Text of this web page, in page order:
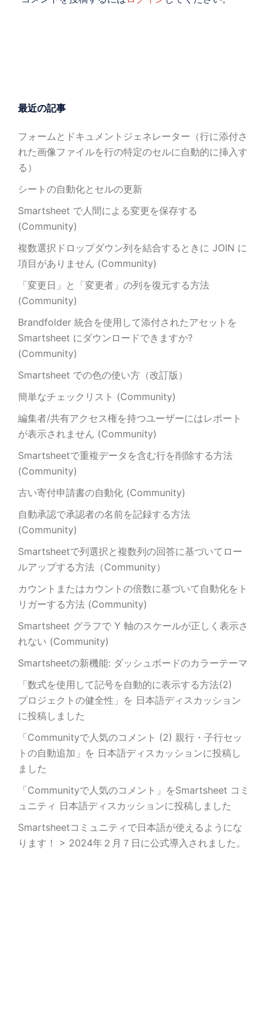
最近の記事
フォームとドキュメントジェネレーター（行に添付さ
れた画像ファイルを行の特定のセルに自動的に挿入す
る）
シートの自動化とセルの更新
Smartsheet で人間による変更を保存する
(Community)
複数選択ドロップダウン列を結合するときに JOIN に
項目がありません (Community)
「変更日」と「変更者」の列を復元する方法
(Community)
Brandfolder 統合を使用して添付されたアセットを
Smartsheet にダウンロードできますか?
(Community)
Smartsheet での色の使い方（改訂版）
簡単なチェックリスト (Community)
編集者/共有アクセス権を持つユーザーにはレポート
が表示されません (Community)
Smartsheetで重複データを含む行を削除する方法
(Community)
古い寄付申請書の自動化 (Community)
自動承認で承認者の名前を記録する方法
(Community)
Smartsheetで列選択と複数列の回答に基づいてロー
ルアップする方法（Community）
カウントまたはカウントの倍数に基づいて自動化をト
リガーする方法 (Community)
Smartsheet グラフで Y 軸のスケールが正しく表示さ
れない (Community)
Smartsheetの新機能: ダッシュボードのカラーテーマ
「数式を使用して記号を自動的に表示する方法(2)
プロジェクトの健全性」を 日本語ディスカッション
に投稿しました
「Communityで人気のコメント (2) 親行・子行セッ
トの自動追加」を 日本語ディスカッションに投稿し
ました
「Communityで人気のコメント」をSmartsheet コミ
ュニティ 日本語ディスカッションに投稿しました
Smartsheetコミュニティで日本語が使えるようにな
ります！ > 2024年２月７日に公式導入されました。